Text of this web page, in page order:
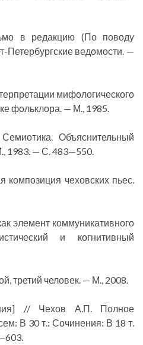
в редакцию (По поводу
Петербургские ведомости. —
мифологического
фольклора. — М., 1985.
Объяснительный
1983. — С. 483—550.
композиция чеховских пьес.
элемент коммуникативного
и когнитивный
третий человек. — М., 2008.
// Чехов А.П. Полное
В 30 т.: Сочинения: В 18 т.